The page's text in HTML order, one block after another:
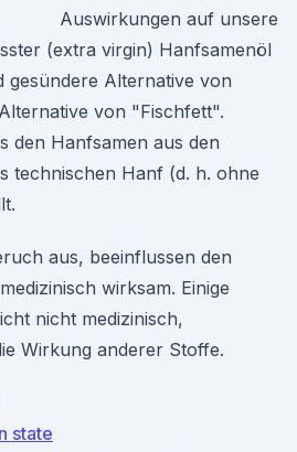
Auswirkungen auf unsere
(extra virgin) Hanfsamenöl
gesündere Alternative von
von "Fischfett".
den Hanfsamen aus den
technischen Hanf (d. h. ohne
aus, beeinflussen den
wirksam. Einige
nicht medizinisch,
Wirkung anderer Stoffe.
state